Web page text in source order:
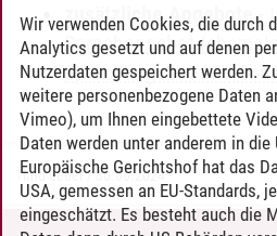
zusätzliche Angebote-
Sprachangebot
Sprachangebot und
Timo Leder/30.06.2024
Wir verwenden Cookies, die durch
Analytics gesetzt und auf denen
Nutzerdaten gespeichert werden.
weitere personenbezogene Daten
Vimeo), um Ihnen eingebettete
Daten werden unter anderem in
Europäische Gerichtshof hat das
USA, gemessen an EU-Standards,
eingeschätzt. Es besteht auch die